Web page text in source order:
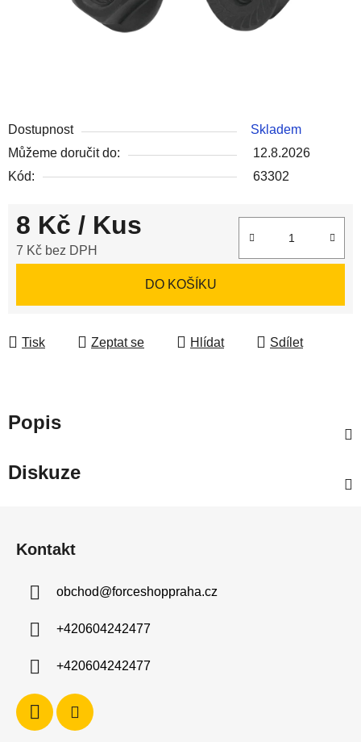
Dostupnost
Skladem
Můžeme doručit do:
12.8.2026
Kód:
63302
8 Kč / Kus
7 Kč bez DPH
DO KOŠÍKU
Tisk Zeptat se Hlídat Sdílet
Popis
Diskuze
Kontakt
obchod@forceshoppraha.cz
+420604242477
+420604242477